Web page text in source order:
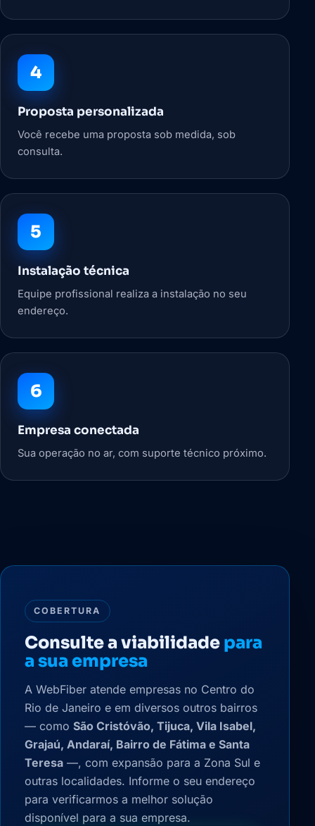
4
Proposta personalizada
Você recebe uma proposta sob medida, sob
consulta.
5
Instalação técnica
Equipe profissional realiza a instalação no seu
endereço.
6
Empresa conectada
Sua operação no ar, com suporte técnico próximo.
COBERTURA
Consulte a viabilidade para
a sua empresa
A WebFiber atende empresas no Centro do
Rio de Janeiro e em diversos outros bairros
— como São Cristóvão, Tijuca, Vila Isabel,
Grajaú, Andaraí, Bairro de Fátima e Santa
Teresa —, com expansão para a Zona Sul e
outras localidades. Informe o seu endereço
para verificarmos a melhor solução
disponível para a sua empresa.